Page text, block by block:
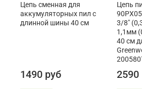
Цепь сменная для
аккумуляторных пил с
длинной шины 40 см
1490 руб
Цепь
3/8"
1,1мм
40 см
2590